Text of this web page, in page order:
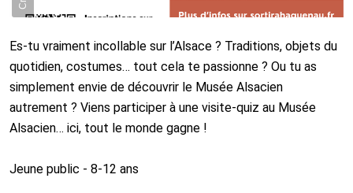
Es-tu vraiment incollable sur l’Alsace ? Traditions, objets du
quotidien, costumes… tout cela te passionne ? Ou tu as
simplement envie de découvrir le Musée Alsacien
autrement ? Viens participer à une visite-quiz au Musée
Alsacien… ici, tout le monde gagne !
Jeune public - 8-12 ans